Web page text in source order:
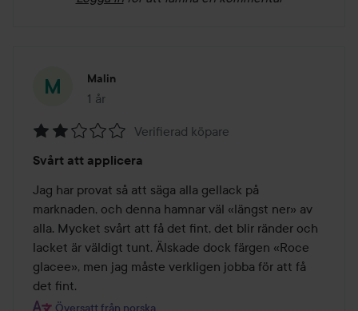
Malin
1 år
Inlägget skapades 1 år
2
av
5
Verifierad köpare
Svårt att applicera
Jag har provat så att säga alla gellack på
marknaden, och denna hamnar väl «längst ner» av
alla. Mycket svårt att få det fint, det blir ränder och
lacket är väldigt tunt. Älskade dock färgen «Roce
glacee», men jag måste verkligen jobba för att få
det fint.
Översatt från norska